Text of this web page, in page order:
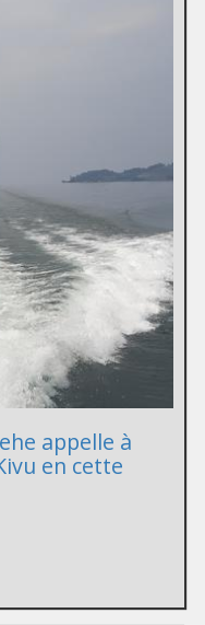
appelle à
en cette